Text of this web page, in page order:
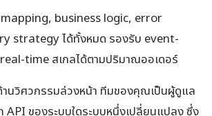
business logic, error
strategy ได้ทั้งหมด รองรับ event-
time สเกลได้ตามปริมาณออเดอร์
นวิศวกรรมล่วงหน้า ทีมของคุณเป็นผู้ดูแล
ของระบบใดระบบหนึ่งเปลี่ยนแปลง ซึ่ง